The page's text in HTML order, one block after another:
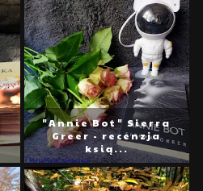
"Annie Bot" Sierra
Greer - recenzja
ksią...